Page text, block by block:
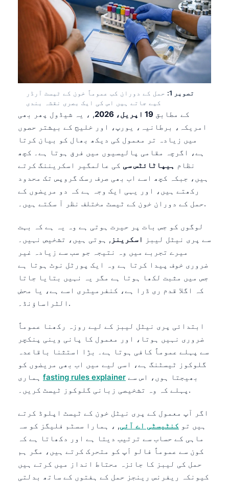
تصویر 1:
حمل کے دوران کب عموماً خون کے ٹیسٹ آرڈر
کیے جاتے ہیں اس کی ایک بصری نقشہ بندی
کے مطابق 19 اپریل، 2026
, ، یہ شیڈول پھر بھی
امریکہ، برطانیہ، یورپ، اور خلیج کے بیشتر حصوں
میں زیادہ تر معمول کی دیکھ بھال کو بیان کرتا
ہے، اگرچہ مقامی پالیسیوں میں فرق ہوتا ہے۔ کچھ
نظام ہیپاٹائٹس سی کی عالمگیر اسکریننگ کرتے
ہیں، جبکہ کچھ اسے اب بھی صرف رسک گروپس تک محدود
رکھتے ہیں، اور یہی ایک وجہ ہے کہ دو مریضوں کے
حمل کے دوران خون کے ٹیسٹ مختلف نظر آ سکتے ہیں۔.
لوگوں کو جس بات پر حیرت ہوتی ہے وہ یہ ہے کہ بہت
سے پری نیٹل لیبز اسکرینز , ہوتی ہیں، تشخیص نہیں۔
میرے تجربے میں وہ نتیجہ جو سب سے زیادہ غیر
ضروری خوف پیدا کرتا ہے وہ ایک پورٹل نوٹ ہوتا ہے
جس میں مثبت لکھا ہوتا ہے مگر یہ نہیں بتایا جاتا
کہ اگلا قدم ری ڈرا ہے، کنفرمیٹری اسے ہے، یا محض
الٹراساؤنڈ۔.
ابتدائی پری نیٹل لیبز کے لیے روزہ رکھنا عموماً
ضروری نہیں ہوتا، اور معمول کا پانی وینی پنکچر
سے پہلے عموماً کافی ہوتا ہے۔ بڑا استثنا باقاعدہ
گلوکوز ٹیسٹنگ ہے، اسی لیے میں اب بھی مریضوں کو
fasting rules explainer
پہلے کہ وہ تشخیصی زبانی گلوکوز ٹیسٹ کریں۔.
اگر آپ معمول کے پری نیٹل خون کے ٹیسٹ اپلوڈ کرتے
ہیں تو کنٹیسٹی اے آئی, ، ہمارا سسٹم فلیگز کو سہ
ماہی کے حساب سے ترتیب دیتا ہے اور دکھاتا ہے کہ
کون سے عموماً فالو اَپ کو متحرک کرتے ہیں، مگر ہم
حمل کی لیبز کا جائزہ محتاط انداز میں کرتے ہیں
کیونکہ ریفرنس رینجز حمل کے ہفتوں کے ساتھ بدلتی